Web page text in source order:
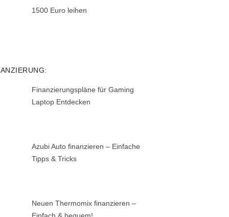
1500 Euro leihen
Finanzierungspläne für Gaming
Laptop Entdecken
Azubi Auto finanzieren – Einfache
Tipps & Tricks
Neuen Thermomix finanzieren –
Einfach & bequem!